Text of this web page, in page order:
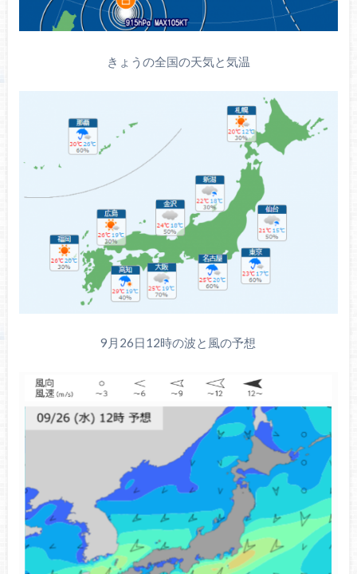
きょうの全国の天気と気温
9月26日12時の波と風の予想